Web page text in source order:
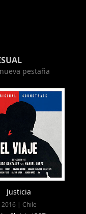
pestaña
Justicia
2016 | Chile